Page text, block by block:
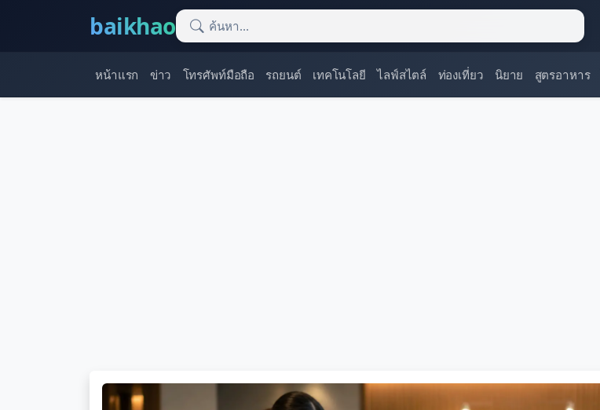
baikhao
หน้าแรก ข่าว โทรศัพท์มือถือ รถยนต์ เทคโนโลยี ไลฟ์สไตล์ ท่องเที่ยว นิยาย สูตรอาหาร